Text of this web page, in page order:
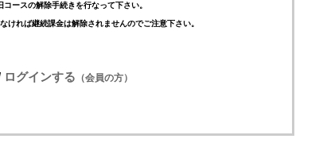
ースの解除手続きを行なって下さい。
ければ継続課金は解除されませんのでご注意下さい。
ログインする （会員の方）